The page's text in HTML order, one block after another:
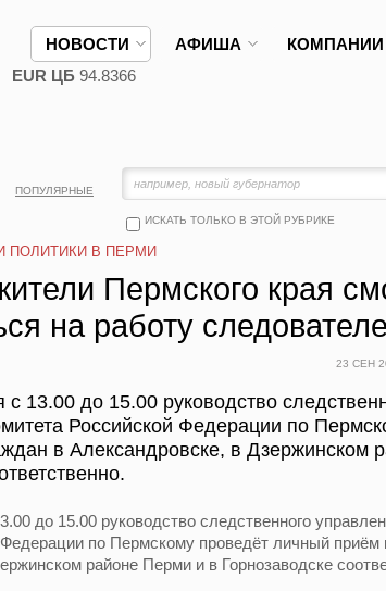
НОВОСТИ АФИША КОМПАНИИ
EUR ЦБ 94.8366
ИСКАТЬ ТОЛЬКО В ЭТОЙ РУБРИКЕ
ПОПУЛЯРНЫЕ
ПОЛИТИКИ В ПЕРМИ
Пермского края
на работу
23 СЕН
с 13.00 до 15.00 руководство
Российской Федерации по
в Александровске, в Дзержинском
до 15.00 руководство следственного
по Пермскому проведёт личный приём
районе Перми и в Горнозаводске